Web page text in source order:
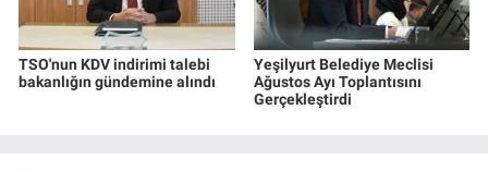
TSO'nun KDV indirimi talebi
bakanlığın gündemine alındı
Yeşilyurt Belediye Meclisi
Ağustos Ayı Toplantısını
Gerçekleştirdi